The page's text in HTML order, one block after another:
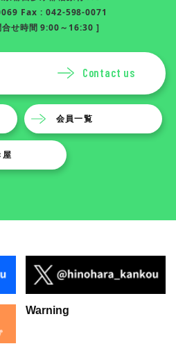
Fax : 042-598-0071
せ時間 9:00～16:30 ]
Contact us
会員一覧
屋
Warning